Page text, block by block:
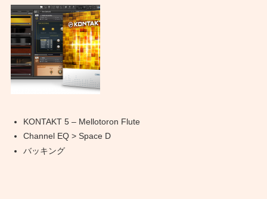
KONTAKT 5 – Mellotoron Flute
Channel EQ > Space D
バッキング